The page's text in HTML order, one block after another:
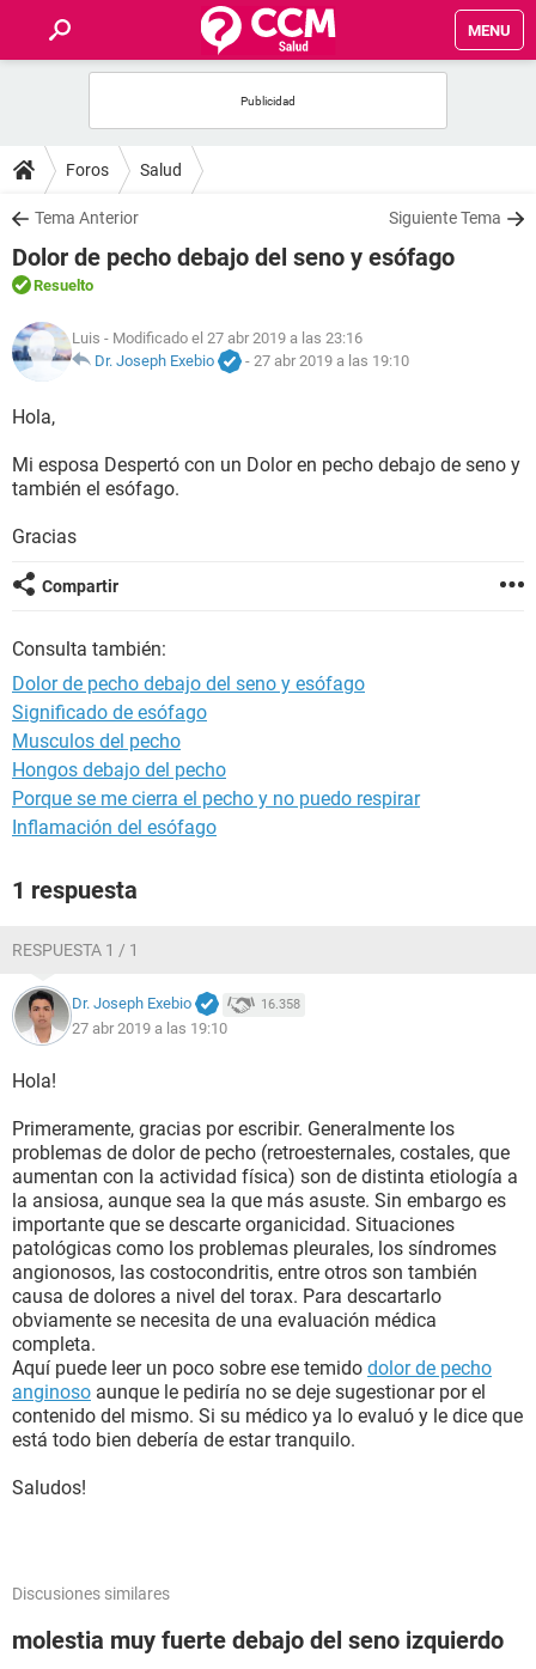
MENU
FOROS
SALUD
FAMILIA
NUTRICIÓN
SEXUALIDAD
Foros Salud
Tema Anterior Siguiente Tema
Dolor de pecho debajo del seno y esófago
Resuelto
Luis - Modificado el 27 abr 2019 a las 23:16
Dr. Joseph Exebio
- 27 abr 2019 a las 19:10
Hola,
Mi esposa Despertó con un Dolor en pecho debajo de seno y
también el esófago.
Gracias
Compartir
Consulta también:
Dolor de pecho debajo del seno y esófago
Significado de esófago
Musculos del pecho
Hongos debajo del pecho
Porque se me cierra el pecho y no puedo respirar
Inflamación del esófago
1 respuesta
RESPUESTA 1 / 1
Dr. Joseph Exebio 16.358
27 abr 2019 a las 19:10
Hola!
Primeramente, gracias por escribir. Generalmente los
problemas de dolor de pecho (retroesternales, costales, que
aumentan con la actividad física) son de distinta etiología a
la ansiosa, aunque sea la que más asuste. Sin embargo es
importante que se descarte organicidad. Situaciones
patológicas como los problemas pleurales, los síndromes
angionosos, las costocondritis, entre otros son también
causa de dolores a nivel del torax. Para descartarlo
obviamente se necesita de una evaluación médica
completa.
Aquí puede leer un poco sobre ese temido dolor de pecho
anginoso aunque le pediría no se deje sugestionar por el
contenido del mismo. Si su médico ya lo evaluó y le dice que
está todo bien debería de estar tranquilo.
Saludos!
Discusiones similares
molestia muy fuerte debajo del seno izquierdo